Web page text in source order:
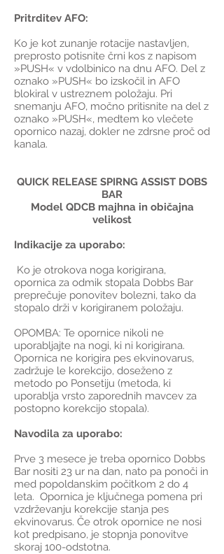
Pritrditev AFO:
Ko je kot zunanje rotacije nastavljen,
preprosto potisnite črni kos z napisom
»PUSH« v vdolbinico na dnu AFO. Del z
oznako »PUSH« bo izskočil in AFO
blokiral v ustreznem položaju. Pri
snemanju AFO, močno pritisnite na del z
oznako »PUSH«, medtem ko vlečete
opornico nazaj, dokler ne zdrsne proč od
kanala.
QUICK RELEASE SPIRNG ASSIST DOBS
BAR
Model QDCB majhna in običajna
velikost
Indikacije za uporabo:
Ko je otrokova noga korigirana,
opornica za odmik stopala Dobbs Bar
preprečuje ponovitev bolezni, tako da
stopalo drži v korigiranem položaju.
OPOMBA: Te opornice nikoli ne
uporabljajte na nogi, ki ni korigirana.
Opornica ne korigira pes ekvinovarus,
zadržuje le korekcijo, doseženo z
metodo po Ponsetiju (metoda, ki
uporablja vrsto zaporednih mavcev za
postopno korekcijo stopala).
Navodila za uporabo:
Prve 3 mesece je treba opornico Dobbs
Bar nositi 23 ur na dan, nato pa ponoči in
med popoldanskim počitkom 2 do 4
leta. Opornica je ključnega pomena pri
vzdrževanju korekcije stanja pes
ekvinovarus. Če otrok opornice ne nosi
kot predpisano, je stopnja ponovitve
skoraj 100-odstotna.